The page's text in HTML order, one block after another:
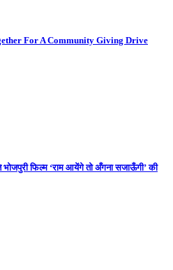
For A Community Giving Drive
फिल्म ‘राम आयेंगे तो अँगना सजाऊँगी’ की